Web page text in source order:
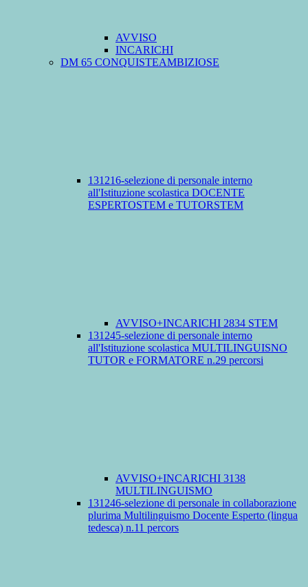
AVVISO
INCARICHI
DM 65 CONQUISTEAMBIZIOSE
131216-selezione di personale interno
all'Istituzione scolastica DOCENTE
ESPERTOSTEM e TUTORSTEM
AVVISO+INCARICHI 2834 STEM
131245-selezione di personale interno
all'Istituzione scolastica MULTILINGUISNO
TUTOR e FORMATORE n.29 percorsi
AVVISO+INCARICHI 3138
MULTILINGUISMO
131246-selezione di personale in collaborazione
plurima Multilinguismo Docente Esperto (lingua
tedesca) n.11 percors